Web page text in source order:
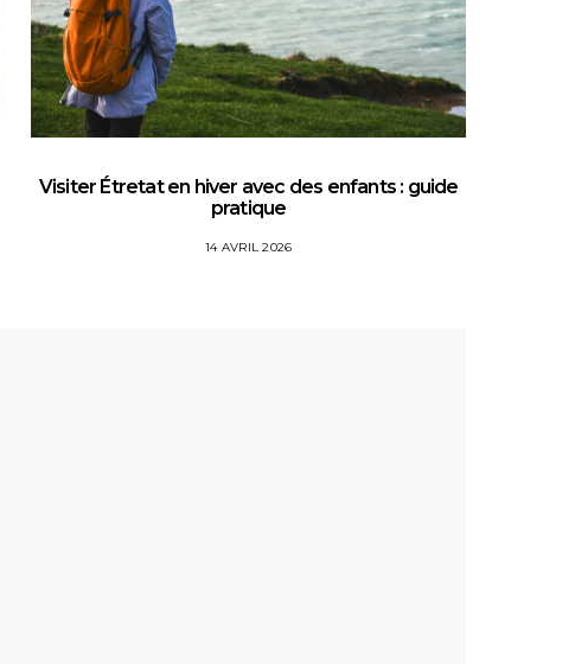
Visiter Étretat en hiver avec des enfants : guide
pratique
14 AVRIL 2026